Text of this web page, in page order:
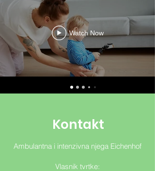
Watch Now
Kontakt
Ambulantna i intenzivna njega Eichenhof
Vlasnik tvrtke: